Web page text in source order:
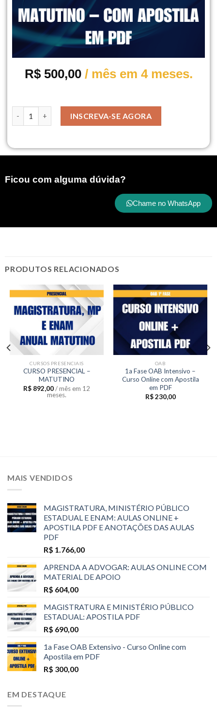
R$500,00 / mês em 4 meses.
INSCREVA-SE AGORA
Ficou com alguma dúvida?
Chame no WhatsApp
PRODUTOS RELACIONADOS
CURSOS PRESENCIAIS
CURSO PRESENCIAL –
MATUTINO
R$ 892,00/ mês em 12
meses.
OAB
1a Fase OAB Intensivo –
Curso Online com Apostila
em PDF
R$230,00
MAIS VENDIDOS
MAGISTRATURA, MINISTÉRIO PÚBLICO
ESTADUAL E ENAM: AULAS ONLINE +
APOSTILA PDF E ANOTAÇÕES DAS AULAS
PDF
R$ 1.766,00
APRENDA A ADVOGAR: AULAS ONLINE COM
MATERIAL DE APOIO
R$ 604,00
MAGISTRATURA E MINISTÉRIO PÚBLICO
ESTADUAL: APOSTILA PDF
R$ 690,00
1a Fase OAB Extensivo - Curso Online com
Apostila em PDF
R$ 300,00
EM DESTAQUE